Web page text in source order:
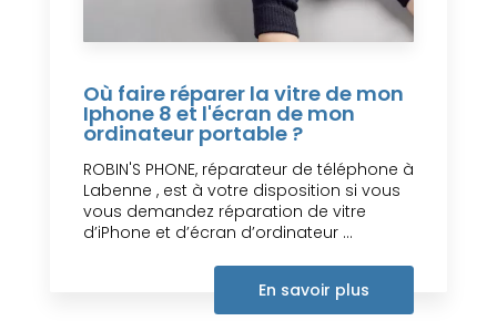
Où faire réparer la vitre de mon
Iphone 8 et l'écran de mon
ordinateur portable ?
ROBIN'S PHONE, réparateur de téléphone à
Labenne , est à votre disposition si vous
vous demandez réparation de vitre
d’iPhone et d’écran d’ordinateur ...
En savoir plus